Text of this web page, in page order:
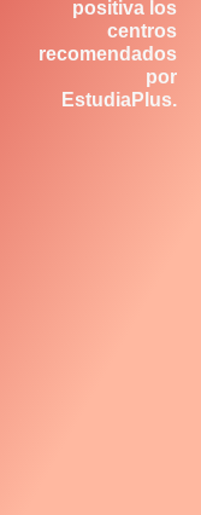
positiva los
centros
recomendados
por
EstudiaPlus.